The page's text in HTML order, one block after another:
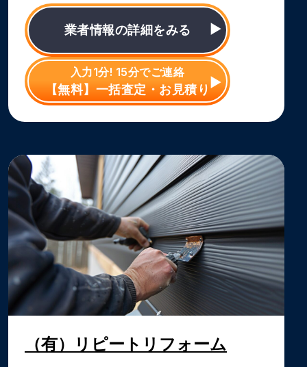
業者情報の詳細をみる
入力1分! 15分でご連絡
【無料】一括査定・お見積り
（有）リピートリフォーム